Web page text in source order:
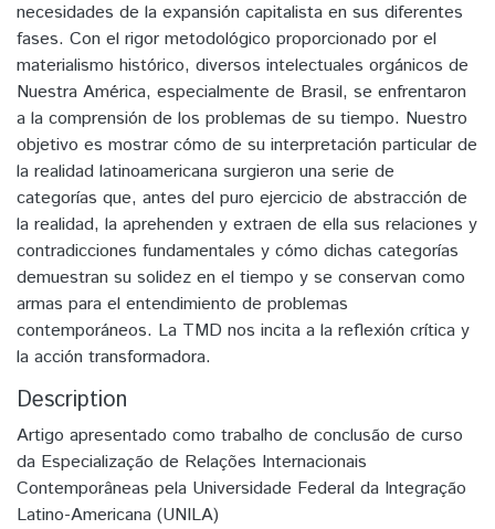
necesidades de la expansión capitalista en sus diferentes
fases. Con el rigor metodológico proporcionado por el
materialismo histórico, diversos intelectuales orgánicos de
Nuestra América, especialmente de Brasil, se enfrentaron
a la comprensión de los problemas de su tiempo. Nuestro
objetivo es mostrar cómo de su interpretación particular de
la realidad latinoamericana surgieron una serie de
categorías que, antes del puro ejercicio de abstracción de
la realidad, la aprehenden y extraen de ella sus relaciones y
contradicciones fundamentales y cómo dichas categorías
demuestran su solidez en el tiempo y se conservan como
armas para el entendimiento de problemas
contemporáneos. La TMD nos incita a la reflexión crítica y
la acción transformadora.
Description
Artigo apresentado como trabalho de conclusão de curso
da Especialização de Relações Internacionais
Contemporâneas pela Universidade Federal da Integração
Latino-Americana (UNILA)